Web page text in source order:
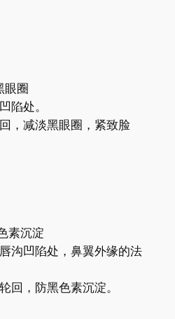
眼圈
陷处。
，减淡黑眼圈，紧致脸
素沉淀
沟凹陷处，鼻翼外缘的法
回，防黑色素沉淀。